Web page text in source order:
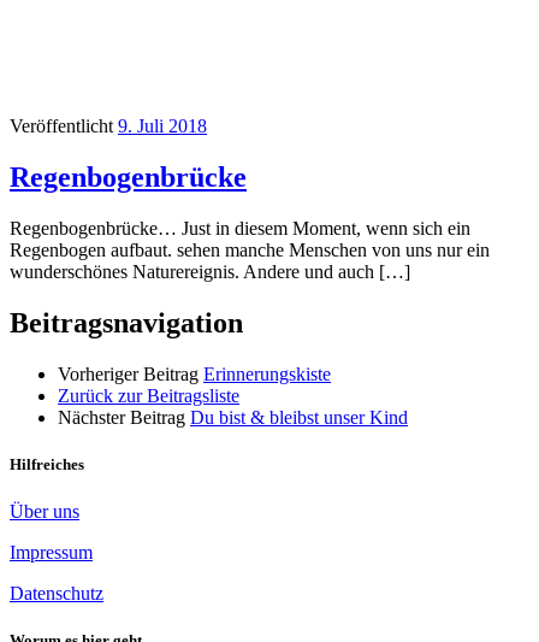
Veröffentlicht 9. Juli 2018
Regenbogenbrücke
Regenbogenbrücke… Just in diesem Moment, wenn sich ein
Regenbogen aufbaut. sehen manche Menschen von uns nur ein
wunderschönes Naturereignis. Andere und auch […]
Beitragsnavigation
Vorheriger Beitrag Erinnerungskiste
Zurück zur Beitragsliste
Nächster Beitrag Du bist & bleibst unser Kind
Hilfreiches
Über uns
Impressum
Datenschutz